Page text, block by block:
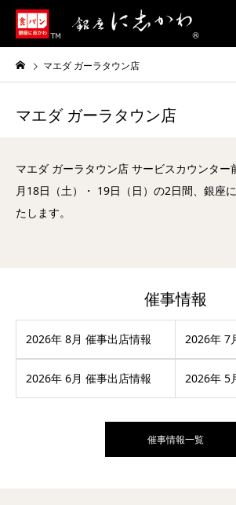
マエダ ガーラタウン店
マエダ ガーラタウン店
マエダ ガーラタウン店 サービスカウンター
月18日（土）・ 19日（日）の2日間、銀座
たします。
催事情報
2026年 8月 催事出店情報 2026年 7
2026年 6月 催事出店情報 2026年 5
催事情報一覧